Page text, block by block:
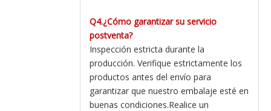
Q4.¿Cómo garantizar su servicio
postventa?
Inspección estricta durante la
producción. Verifique estrictamente los
productos antes del envío para
garantizar que nuestro embalaje esté en
buenas condiciones.Realice un